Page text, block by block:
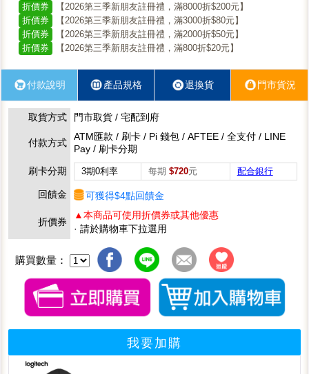
折價券
【2026第三季新朋友註冊禮，滿8000折$200元】
折價券
【2026第三季新朋友註冊禮，滿3000折$80元】
折價券
【2026第三季新朋友註冊禮，滿2000折$50元】
折價券
【2026第三季新朋友註冊禮，滿800折$20元】
付款說明 產品規格 退換貨 門市貨況
取貨方式 門市取貨 / 宅配到府
付款方式
ATM匯款 / 刷卡 / Pi 錢包 / AFTEE / 全支付 / LINE
Pay / 刷卡分期
刷卡分期
3期0利率 每期 $720元 配合銀行
回饋金 可獲得$4點回饋金
折價券
▲本商品可使用折價券或其他優惠
· 請於購物車下拉選用
購買數量：
我要加購